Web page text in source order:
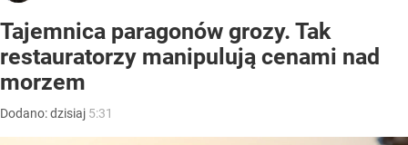
Tajemnica paragonów grozy. Tak
restauratorzy manipulują cenami nad
morzem
Dodano:dzisiaj 5:31